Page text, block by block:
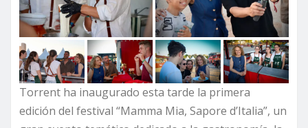
Torrent ha inaugurado esta tarde la primera
edición del festival “Mamma Mia, Sapore d’Italia”, un